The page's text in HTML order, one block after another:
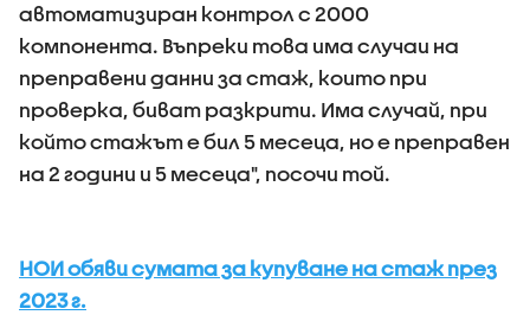
автоматизиран контрол с 2000
компонента. Въпреки това има случаи на
преправени данни за стаж, които при
проверка, биват разкрити. Има случай, при
който стажът е бил 5 месеца, но е преправен
на 2 години и 5 месеца", посочи той.
НОИ обяви сумата за купуване на стаж през
2023 г.